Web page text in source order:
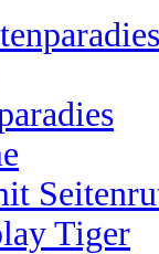
Tiger